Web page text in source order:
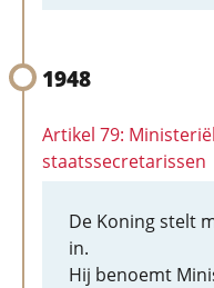
1948
Artikel 79:
staatssecretarissen
De Koning stelt
in.
Hij benoemt